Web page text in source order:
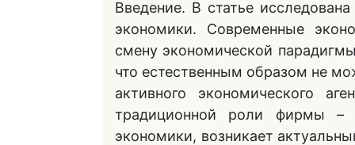
Введение. В статье
экономики. Современные
смену экономической
что естественным образом не
активного экономического
традиционной роли фирмы –
экономики, возникает